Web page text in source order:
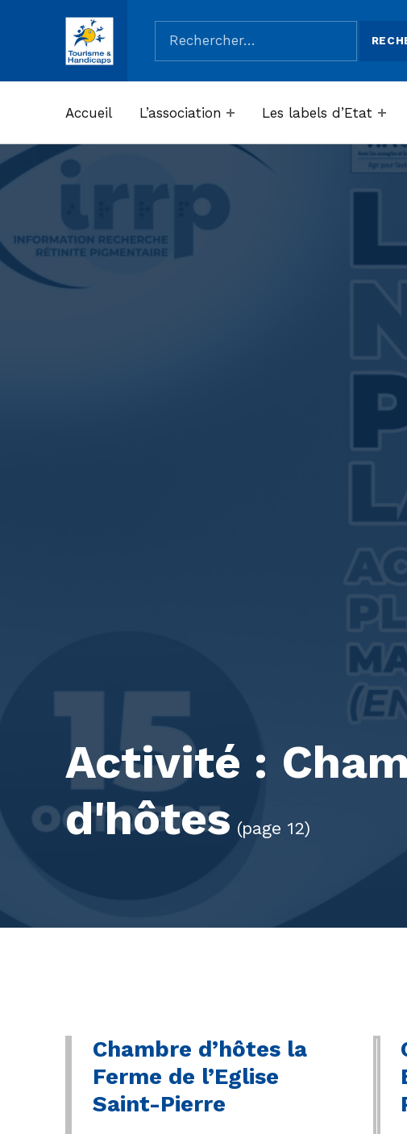
ASSOCIATION TOURISME ET HANDICAPS
Rechercher :
Accueil L’association Les labels d’Etat
Activité :
d'hôtes (page 12)
Chambre d’hôtes la
Ferme de l’Eglise
Saint-Pierre